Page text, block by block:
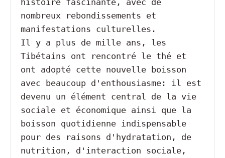
nombreux rebondissements et
manifestations culturelles.
Il y a plus de mille ans, les
Tibétains ont rencontré le thé et
ont adopté cette nouvelle boisson
avec beaucoup d'enthousiasme: il est
devenu un élément central de la vie
sociale et économique ainsi que la
boisson quotidienne indispensable
pour des raisons d'hydratation, de
nutrition, d'interaction sociale,